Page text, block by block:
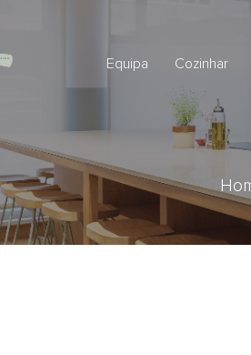
Equipa Cozinhar